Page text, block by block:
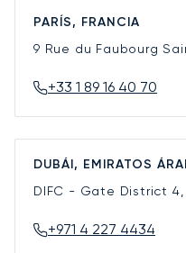
PARÍS, FRANCIA
9 Rue du Faubourg
+33 1 89 16 40 70
DUBÁI, EMIRATOS
DIFC - Gate District 4,
+971 4 227 4434